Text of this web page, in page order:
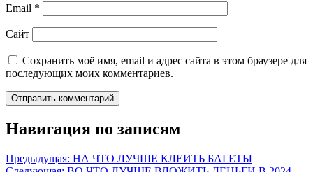
Email *
Сайт
Сохранить моё имя, email и адрес сайта в этом браузере для
последующих моих комментариев.
Навигация по записям
Предыдущая: НА ЧТО ЛУЧШЕ КЛЕИТЬ БАГЕТЫ